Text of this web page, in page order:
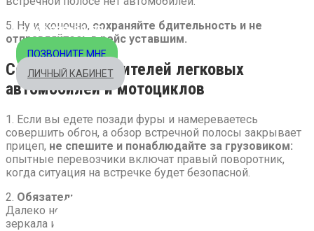
8 800 333-32-89
ПОЗВОНИТЕ МНЕ
ЛИЧНЫЙ КАБИНЕТ
5. Ну и, конечно, сохраняйте бдительность и не
отправляйтесь в рейс уставшим.
Советы для водителей легковых
автомобилей и мотоциклов
1. Если вы едете позади фуры и намереваетесь
совершить обгон, а обзор встречной полосы закрывает
прицеп, не спешите и понаблюдайте за грузовиком:
опытные перевозчики включат правый поворотник,
когда ситуация на встречке будет безопасной.
2. Обязательно запомните типовые слепые зоны
Далеко не у всех водителей есть дополнительные
зеркала и камеры, да и те не панацея. Поэтому при